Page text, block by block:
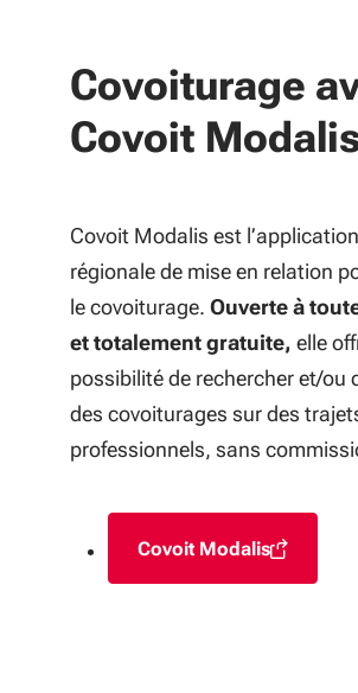
Covoiturage
Covoit
Covoit Modalis est
régionale de mise en relation
le covoiturage. Ouverte à
et totalement gratuite, elle
possibilité de rechercher et/ou
des covoiturages sur des
professionnels, sans
Covoit Modalis
(S'ouvre dans